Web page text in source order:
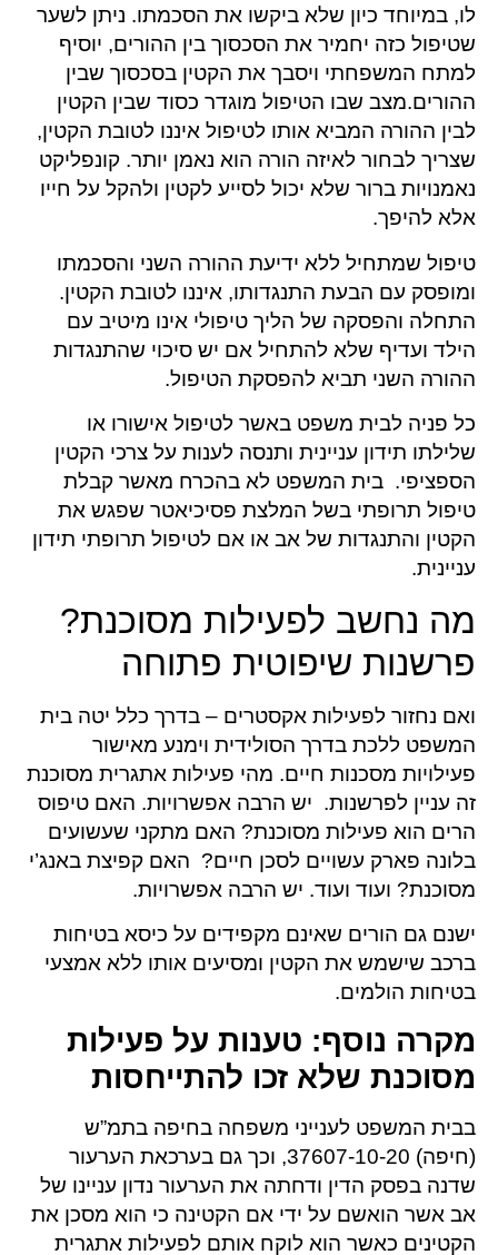
לו, במיוחד כיון שלא ביקשו את הסכמתו. ניתן לשער
שטיפול כזה יחמיר את הסכסוך בין ההורים, יוסיף
למתח המשפחתי ויסבך את הקטין בסכסוך שבין
ההורים.מצב שבו הטיפול מוגדר כסוד שבין הקטין
לבין ההורה המביא אותו לטיפול איננו לטובת הקטין,
שצריך לבחור לאיזה הורה הוא נאמן יותר. קונפליקט
נאמנויות ברור שלא יכול לסייע לקטין ולהקל על חייו
אלא להיפך.
טיפול שמתחיל ללא ידיעת ההורה השני והסכמתו
ומופסק עם הבעת התנגדותו, איננו לטובת הקטין.
התחלה והפסקה של הליך טיפולי אינו מיטיב עם
הילד ועדיף שלא להתחיל אם יש סיכוי שהתנגדות
ההורה השני תביא להפסקת הטיפול.
כל פניה לבית משפט באשר לטיפול אישורו או
שלילתו תידון עניינית ותנסה לענות על צרכי הקטין
הספציפי. בית המשפט לא בהכרח מאשר קבלת
טיפול תרופתי בשל המלצת פסיכיאטר שפגש את
הקטין והתנגדות של אב או אם לטיפול תרופתי תידון
עניינית.
מה נחשב לפעילות מסוכנת?
פרשנות שיפוטית פתוחה
ואם נחזור לפעילות אקסטרים – בדרך כלל יטה בית
המשפט ללכת בדרך הסולידית וימנע מאישור
פעילויות מסכנות חיים. מהי פעילות אתגרית מסוכנת
זה עניין לפרשנות. יש הרבה אפשרויות. האם טיפוס
הרים הוא פעילות מסוכנת? האם מתקני שעשועים
בלונה פארק עשויים לסכן חיים? האם קפיצת באנג’י
מסוכנת? ועוד ועוד. יש הרבה אפשרויות.
ישנם גם הורים שאינם מקפידים על כיסא בטיחות
ברכב שישמש את הקטין ומסיעים אותו ללא אמצעי
בטיחות הולמים.
מקרה נוסף: טענות על פעילות
מסוכנת שלא זכו להתייחסות
בבית המשפט לענייני משפחה בחיפה בתמ”ש
(חיפה) 37607-10-20, וכך גם בערכאת הערעור
שדנה בפסק הדין ודחתה את הערעור נדון עניינו של
אב אשר הואשם על ידי אם הקטינה כי הוא מסכן את
הקטינים כאשר הוא לוקח אותם לפעילות אתגרית